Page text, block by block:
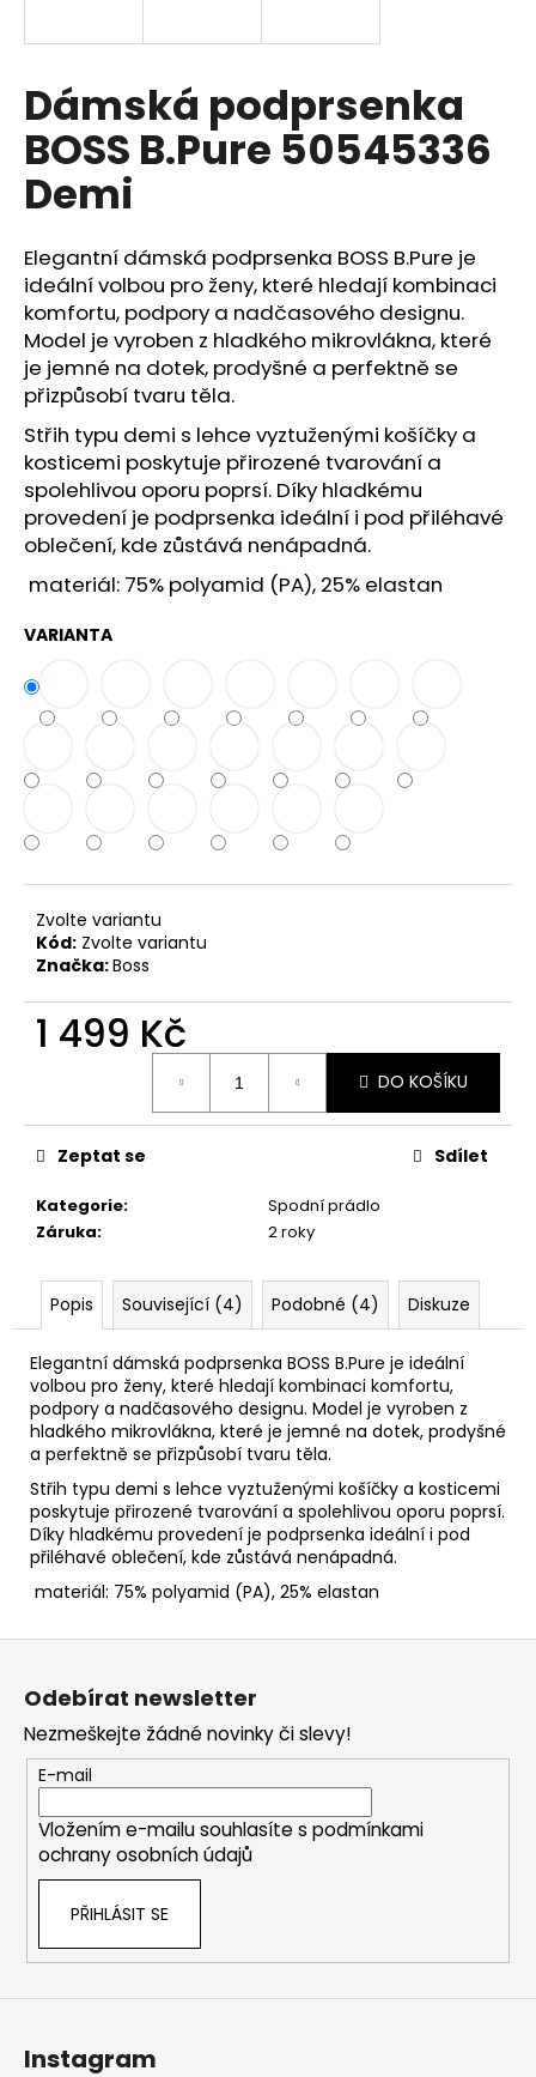
Dámská podprsenka
BOSS B.Pure 50545336
Demi
Elegantní dámská podprsenka BOSS B.Pure je
ideální volbou pro ženy, které hledají kombinaci
komfortu, podpory a nadčasového designu.
Model je vyroben z hladkého mikrovlákna, které
je jemné na dotek, prodyšné a perfektně se
přizpůsobí tvaru těla.
Střih typu demi s lehce vyztuženými košíčky a
kosticemi poskytuje přirozené tvarování a
spolehlivou oporu poprsí. Díky hladkému
provedení je podprsenka ideální i pod přiléhavé
oblečení, kde zůstává nenápadná.
materiál: 75% polyamid (PA), 25% elastan
VARIANTA
Zvolte variantu
Kód: Zvolte variantu
Značka:Boss
1 499 Kč
DO KOŠÍKU
Kategorie:
Spodní prádlo
Záruka: 2 roky
Zeptat se Sdílet
Popis Související (4) Podobné (4) Diskuze
Elegantní dámská podprsenka BOSS B.Pure je ideální
volbou pro ženy, které hledají kombinaci komfortu,
podpory a nadčasového designu. Model je vyroben z
hladkého mikrovlákna, které je jemné na dotek, prodyšné
a perfektně se přizpůsobí tvaru těla.
Střih typu demi s lehce vyztuženými košíčky a kosticemi
poskytuje přirozené tvarování a spolehlivou oporu poprsí.
Díky hladkému provedení je podprsenka ideální i pod
přiléhavé oblečení, kde zůstává nenápadná.
materiál: 75% polyamid (PA), 25% elastan
í
t
?
HLEDAT
D
o
p
o
r
u
č
j
m
e
Z
Odebírat newsletter
Nezmeškejte žádné novinky či slevy!
E-mail
Vložením e-mailu souhlasíte s podmínkami
ochrany osobních údajů
PŘIHLÁSIT SE
Instagram